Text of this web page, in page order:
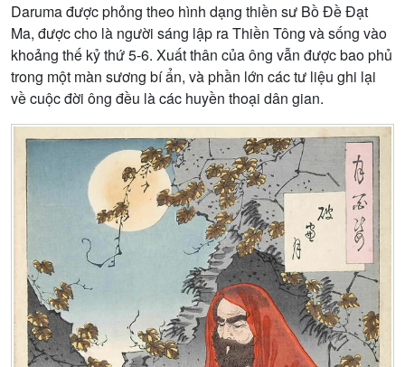
Daruma được phỏng theo hình dạng thiền sư Bồ Đề Đạt
Ma, được cho là người sáng lập ra Thiền Tông và sống vào
khoảng thế kỷ thứ 5-6. Xuất thân của ông vẫn được bao phủ
trong một màn sương bí ẩn, và phần lớn các tư liệu ghi lại
về cuộc đời ông đều là các huyền thoại dân gian.